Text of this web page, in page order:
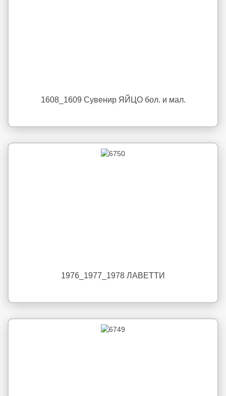
1608_1609 Сувенир ЯЙЦО бол. и мал.
1976_1977_1978 ЛАВЕТТИ